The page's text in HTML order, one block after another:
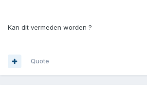
Kan dit vermeden worden ?
Quote